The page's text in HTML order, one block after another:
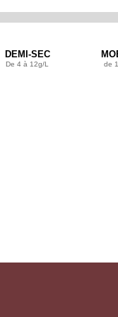
DEMI-SEC
De 4 à 12g/L de